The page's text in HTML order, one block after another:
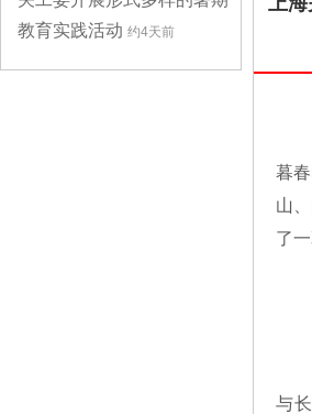
教育实践活动 约4天前
暮
山
了
与